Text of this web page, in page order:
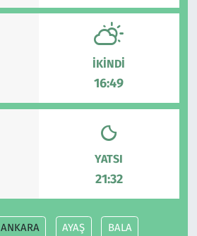
İKINDI
16:49
YATSI
21:32
ANKARA AYAŞ BALA